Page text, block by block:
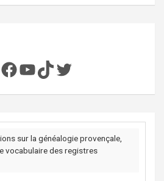
Facebook
YouTube
TikTok
Twitter
sur la généalogie provençale,
vocabulaire des registres